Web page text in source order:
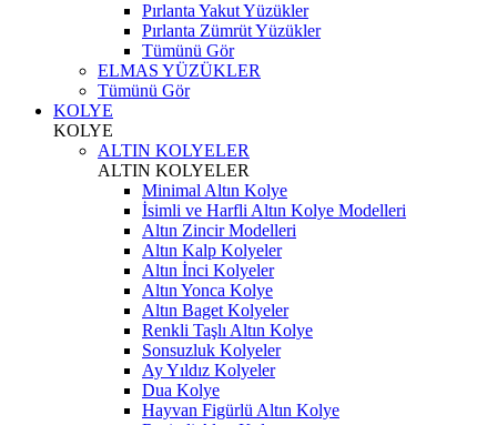
Pırlanta Yakut Yüzükler
Pırlanta Zümrüt Yüzükler
Tümünü Gör
ELMAS YÜZÜKLER
Tümünü Gör
KOLYE
KOLYE
ALTIN KOLYELER
ALTIN KOLYELER
Minimal Altın Kolye
İsimli ve Harfli Altın Kolye Modelleri
Altın Zincir Modelleri
Altın Kalp Kolyeler
Altın İnci Kolyeler
Altın Yonca Kolye
Altın Baget Kolyeler
Renkli Taşlı Altın Kolye
Sonsuzluk Kolyeler
Ay Yıldız Kolyeler
Dua Kolye
Hayvan Figürlü Altın Kolye